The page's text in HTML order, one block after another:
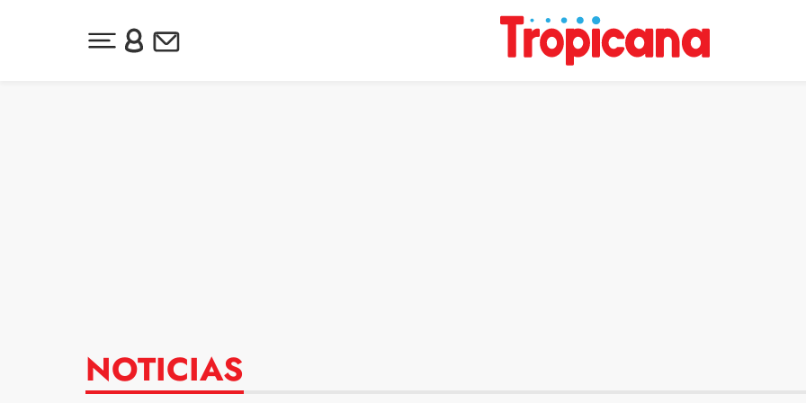
Desplegar menú principal
Inicia sesión o regístrate
Newsletter
NOTICIAS